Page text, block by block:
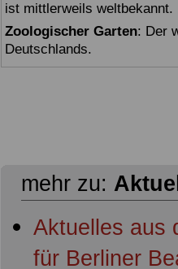
ist mittlerweils weltbekannt.
Zoologischer Garten: Der
Deutschlands.
mehr zu:
Aktuelles aus
für Berliner